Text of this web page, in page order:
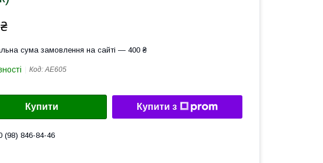
сума замовлення на сайті — 400 ₴
Код:AE605
Купити Купити з
(98) 846-84-46